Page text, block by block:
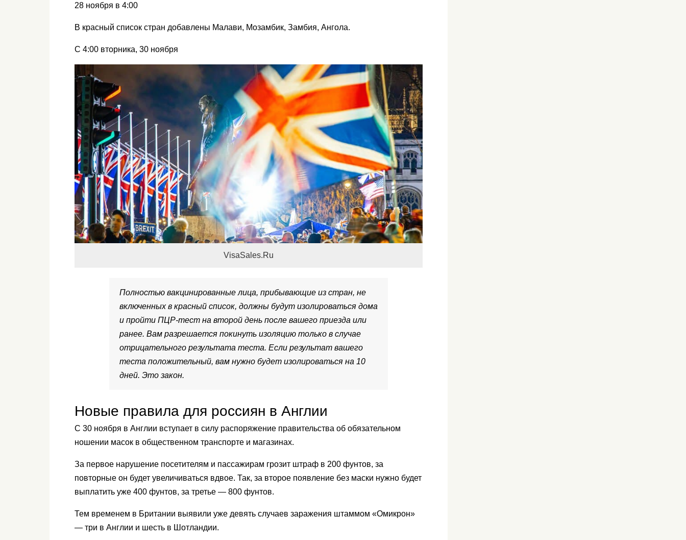
28 ноября в 4:00
В красный список стран добавлены Малави, Мозамбик, Замбия, Ангола.
С 4:00 вторника, 30 ноября
VisaSales.Ru
Полностью вакцинированные лица, прибывающие из стран, не
включенных в красный список, должны будут изолироваться дома
и пройти ПЦР-тест на второй день после вашего приезда или
ранее. Вам разрешается покинуть изоляцию только в случае
отрицательного результата теста. Если результат вашего
теста положительный, вам нужно будет изолироваться на 10
дней. Это закон.
Новые правила для россиян в Англии
С 30 ноября в Англии вступает в силу распоряжение правительства об обязательном
ношении масок в общественном транспорте и магазинах.
За первое нарушение посетителям и пассажирам грозит штраф в 200 фунтов, за
повторные он будет увеличиваться вдвое. Так, за второе появление без маски нужно будет
выплатить уже 400 фунтов, за третье — 800 фунтов.
Тем временем в Британии выявили уже девять случаев заражения штаммом «Омикрон»
— три в Англии и шесть в Шотландии.